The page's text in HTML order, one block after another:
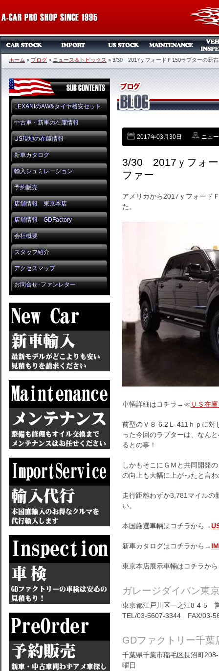
ホーム > ブログ > ニュース＆トピックス > 3/30 2017ｙフォードＦ150ラプターの新
LEXANIのAW&タイヤ格安セット
中古車・新車の在庫情報
US現地の在庫情報
新車カタログ
輸入シュミレーション
予約販売
店舗情報 東京本店
店舗情報 GDFactory
会社概要
スタッフ紹介
アクセスマップ
お問合せ･ファンレター
2017年03月30日 ニュ
3/30 2017ｙフォー
ファー
アメリカから2017ｙフォード
た。
車輌詳細はコチラ→≪ＵＳ在
前型のＶ８ 6.2Ｌ 411ｈｐに
った今回のラプターは、なん
るとの事！
しかもそこにＧＭと共同開発
の向上も大幅に上がったと言
走行距離わずか3,781マイルの
い。
本国厳選車輛はコチラから→
新車カタログはコチラから→
東京本店展示車輛はコチラか
ガレージダイバン東
東京都江戸川区一之江8-4-5
TEL/03-5607-3344 FAX/03-
GDファクトリー千葉
千葉県千葉市稲毛区長沼町
曜日